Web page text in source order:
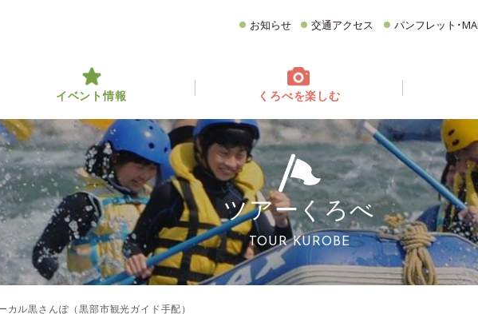
お知らせ 交通アクセス パンフレット･
黒部ってどんなとこ？ フォトギャラリー
イベント情報
最新イベント情報 イベントカレンダー
くろべを楽しむ
観光・グルメ
黒部のみどころ
一覧
CATEGORY
観る・遊ぶ 食べる 買う・お土産
宿泊施設
イチオシ商品
ツアーくろべ
TOUR KUROBE
カル黒さんぽ（黒部市観光ガイド手配）